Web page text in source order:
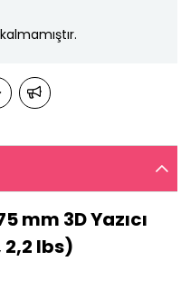
mm 3D Yazıcı
lbs)